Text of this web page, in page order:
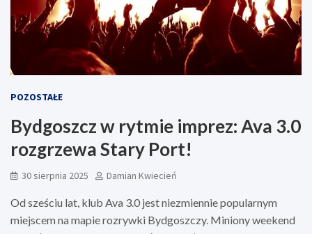
POZOSTAŁE
Bydgoszcz w rytmie imprez: Ava 3.0
rozgrzewa Stary Port!
30 sierpnia 2025 Damian Kwiecień
Od sześciu lat, klub Ava 3.0 jest niezmiennie popularnym
miejscem na mapie rozrywki Bydgoszczy. Miniony weekend